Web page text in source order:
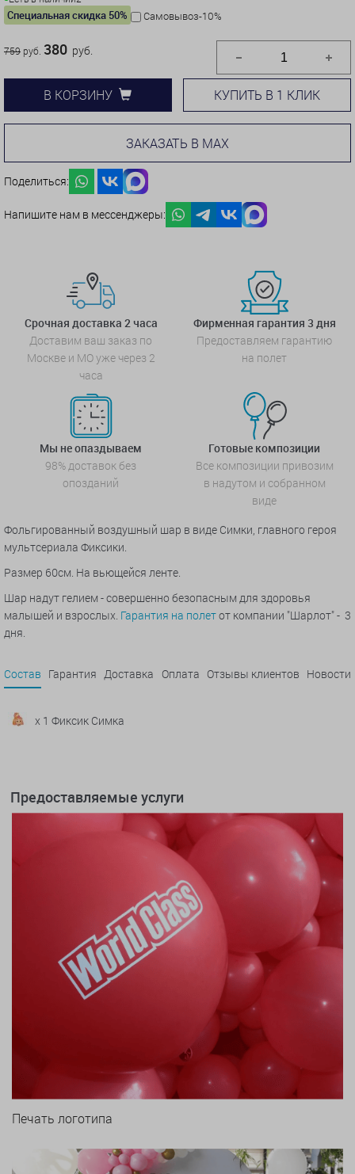
Специальная скидка 50% Самовывоз-10%
759 руб. 380 руб.
В КОРЗИНУ КУПИТЬ В 1 КЛИК
ЗАКАЗАТЬ В MAX
Поделиться:
Напишите нам в мессенджеры:
Срочная доставка 2 часа
Доставим ваш заказ по
Москве и МО уже через 2
часа
Фирменная гарантия 3 дня
Предоставляем гарантию
на полет
Мы не опаздываем
98% доставок без
опозданий
Готовые композиции
Все композиции привозим
в надутом и собранном
виде
Фольгированный воздушный шар в виде Симки, главного героя
мультсериала Фиксики.
Размер 60см. На вьющейся ленте.
Шар надут гелием - совершенно безопасным для здоровья
малышей и взрослых. Гарантия на полетот компании "Шарлот" - 3
дня.
Состав Гарантия Доставка Оплата Отзывы клиентов Новости
x 1 Фиксик Симка
Предоставляемые услуги
Печать логотипа